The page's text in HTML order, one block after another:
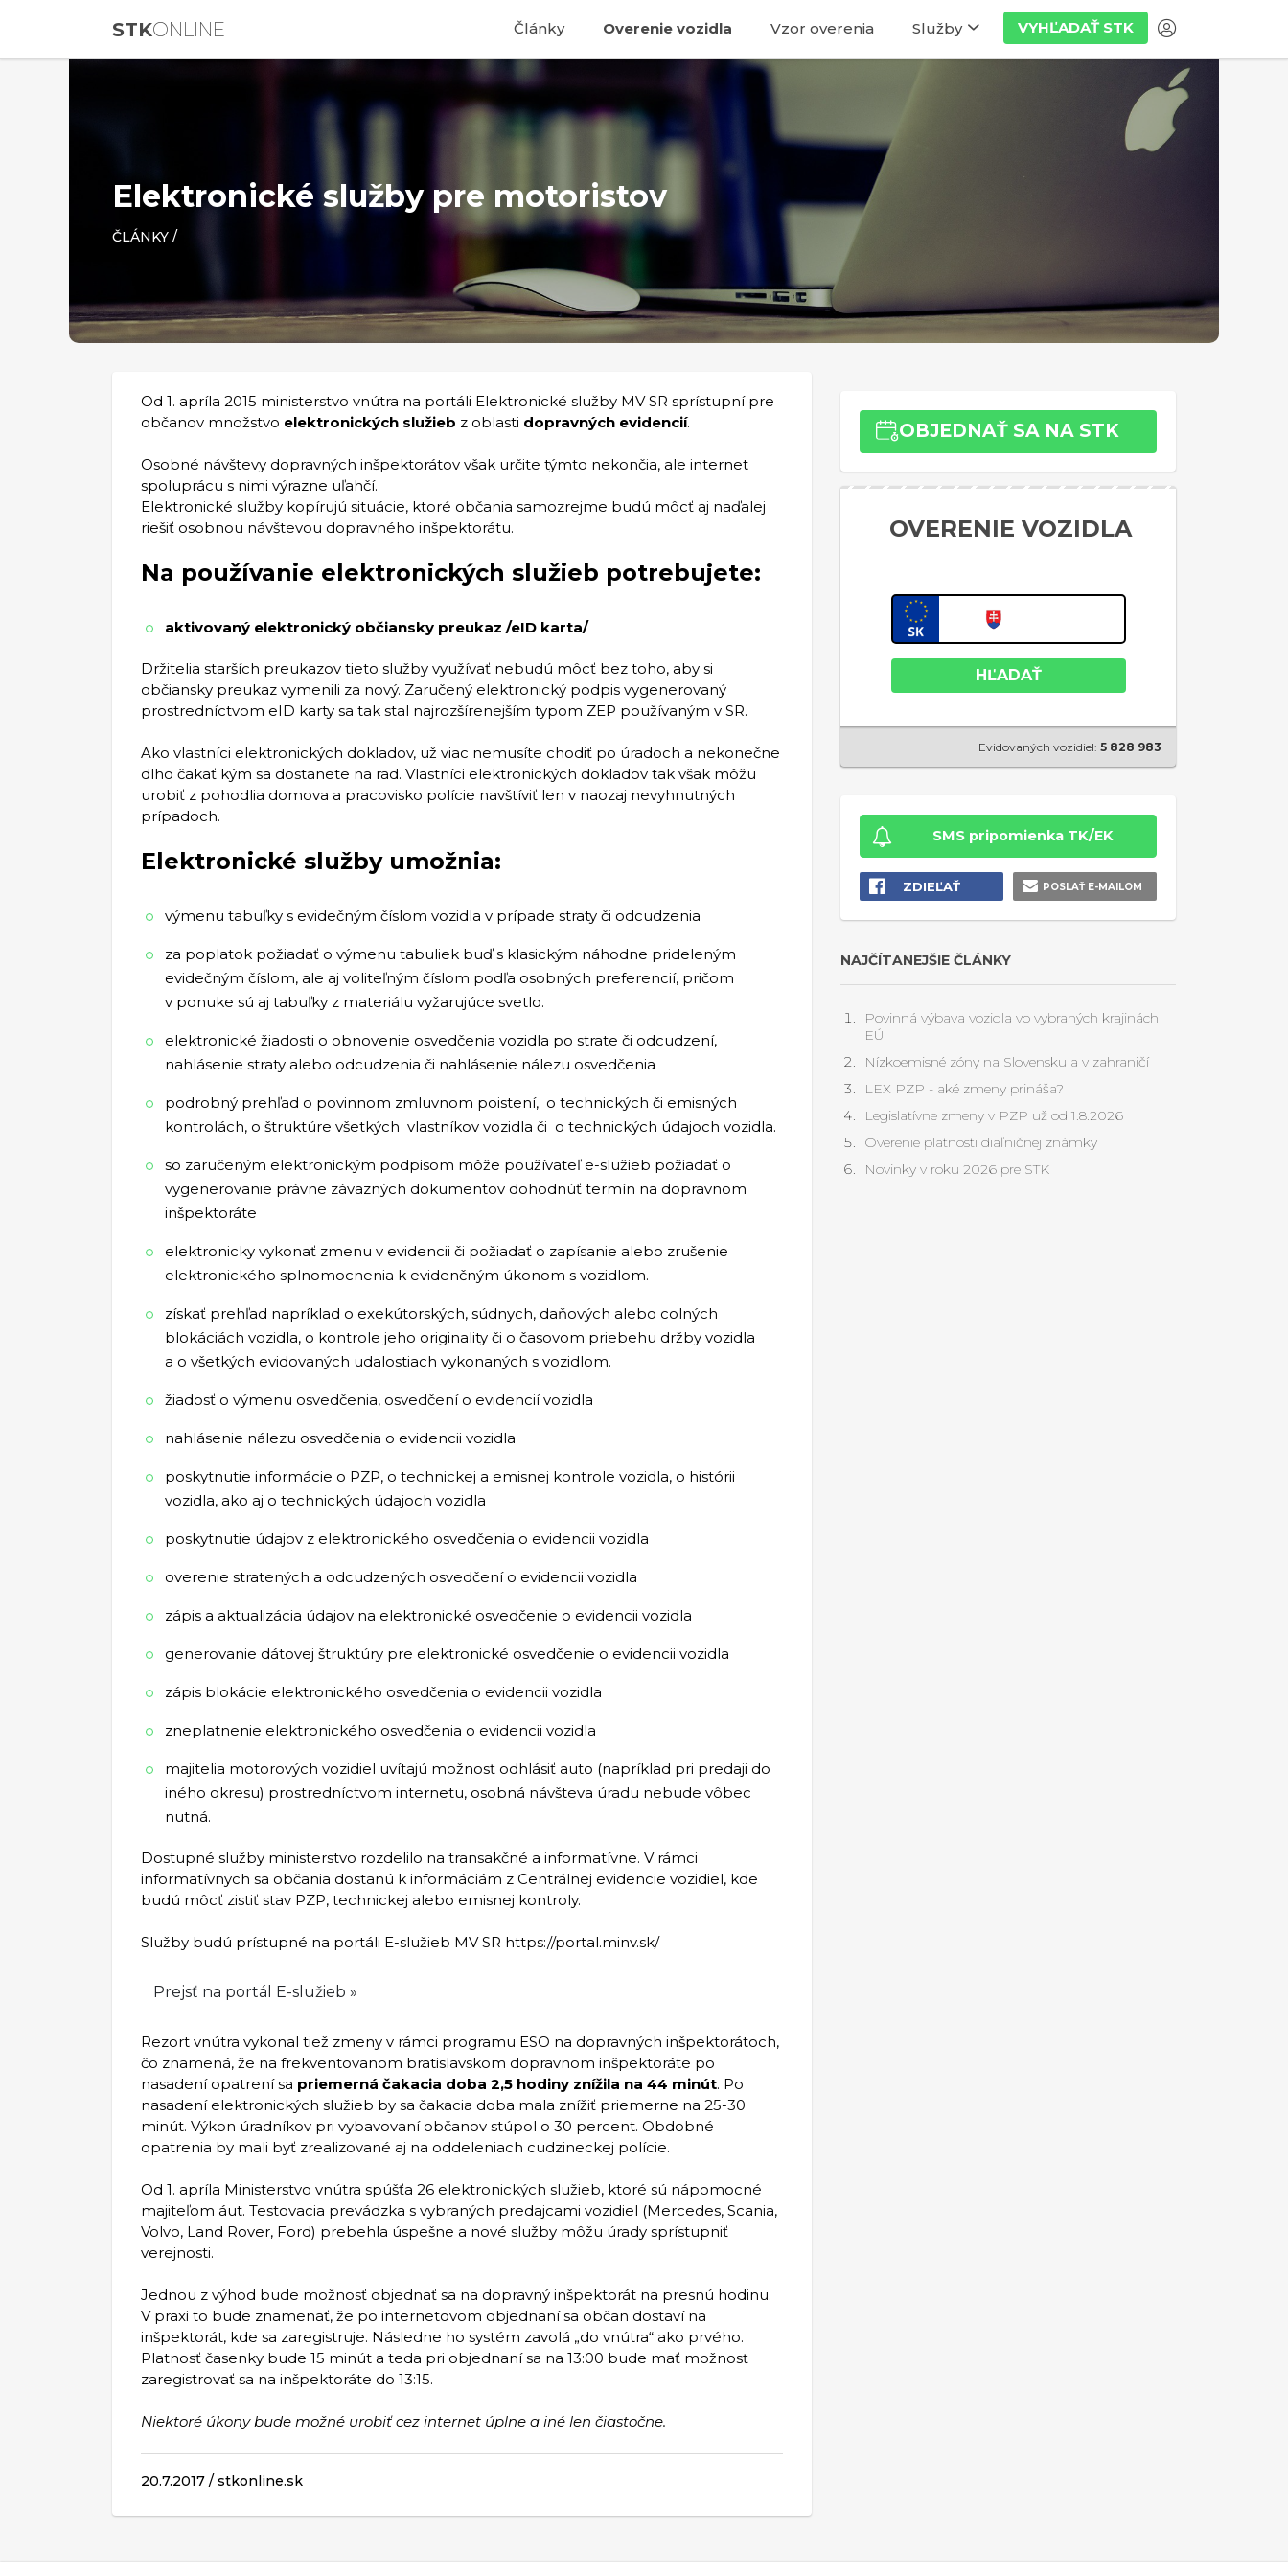
STKONLINE Články Overenie vozidla Vzor overenia Služby VYHĽADAŤ STK
Elektronické služby pre motoristov
ČLÁNKY /
Od 1. apríla 2015 ministerstvo vnútra na portáli Elektronické služby MV SR sprístupní pre
občanov množstvo elektronických služieb z oblasti dopravných evidencií.
Osobné návštevy dopravných inšpektorátov však určite týmto nekončia, ale internet
spoluprácu s nimi výrazne uľahčí.
Elektronické služby kopírujú situácie, ktoré občania samozrejme budú môcť aj naďalej
riešiť osobnou návštevou dopravného inšpektorátu.
Na používanie elektronických služieb potrebujete:
aktivovaný elektronický občiansky preukaz /eID karta/
Držitelia starších preukazov tieto služby využívať nebudú môcť bez toho, aby si
občiansky preukaz vymenili za nový. Zaručený elektronický podpis vygenerovaný
prostredníctvom eID karty sa tak stal najrozšírenejším typom ZEP používaným v SR.
Ako vlastníci elektronických dokladov, už viac nemusíte chodiť po úradoch a nekonečne
dlho čakať kým sa dostanete na rad. Vlastníci elektronických dokladov tak však môžu
urobiť z pohodlia domova a pracovisko polície navštíviť len v naozaj nevyhnutných
prípadoch.
Elektronické služby umožnia:
výmenu tabuľky s evidečným číslom vozidla v prípade straty či odcudzenia
za poplatok požiadať o výmenu tabuliek buď s klasickým náhodne prideleným
evidečným číslom, ale aj voliteľným číslom podľa osobných preferencií, pričom
v ponuke sú aj tabuľky z materiálu vyžarujúce svetlo.
elektronické žiadosti o obnovenie osvedčenia vozidla po strate či odcudzení,
nahlásenie straty alebo odcudzenia či nahlásenie nálezu osvedčenia
podrobný prehľad o povinnom zmluvnom poistení, o technických či emisných
kontrolách, o štruktúre všetkých vlastníkov vozidla či o technických údajoch vozidla.
so zaručeným elektronickým podpisom môže používateľ e-služieb požiadať o
vygenerovanie právne záväzných dokumentov dohodnúť termín na dopravnom
inšpektoráte
elektronicky vykonať zmenu v evidencii či požiadať o zapísanie alebo zrušenie
elektronického splnomocnenia k evidenčným úkonom s vozidlom.
získať prehľad napríklad o exekútorských, súdnych, daňových alebo colných
blokáciách vozidla, o kontrole jeho originality či o časovom priebehu držby vozidla
a o všetkých evidovaných udalostiach vykonaných s vozidlom.
žiadosť o výmenu osvedčenia, osvedčení o evidencií vozidla
nahlásenie nálezu osvedčenia o evidencii vozidla
poskytnutie informácie o PZP, o technickej a emisnej kontrole vozidla, o histórii
vozidla, ako aj o technických údajoch vozidla
poskytnutie údajov z elektronického osvedčenia o evidencii vozidla
overenie stratených a odcudzených osvedčení o evidencii vozidla
zápis a aktualizácia údajov na elektronické osvedčenie o evidencii vozidla
generovanie dátovej štruktúry pre elektronické osvedčenie o evidencii vozidla
zápis blokácie elektronického osvedčenia o evidencii vozidla
zneplatnenie elektronického osvedčenia o evidencii vozidla
majitelia motorových vozidiel uvítajú možnosť odhlásiť auto (napríklad pri predaji do
iného okresu) prostredníctvom internetu, osobná návšteva úradu nebude vôbec
nutná.
Dostupné služby ministerstvo rozdelilo na transakčné a informatívne. V rámci
informatívnych sa občania dostanú k informáciám z Centrálnej evidencie vozidiel, kde
budú môcť zistiť stav PZP, technickej alebo emisnej kontroly.
Služby budú prístupné na portáli E-služieb MV SR https://portal.minv.sk/
Prejsť na portál E-služieb »
Rezort vnútra vykonal tiež zmeny v rámci programu ESO na dopravných inšpektorátoch,
čo znamená, že na frekventovanom bratislavskom dopravnom inšpektoráte po
nasadení opatrení sa priemerná čakacia doba 2,5 hodiny znížila na 44 minút. Po
nasadení elektronických služieb by sa čakacia doba mala znížiť priemerne na 25-30
minút. Výkon úradníkov pri vybavovaní občanov stúpol o 30 percent. Obdobné
opatrenia by mali byť zrealizované aj na oddeleniach cudzineckej polície.
Od 1. apríla Ministerstvo vnútra spúšťa 26 elektronických služieb, ktoré sú nápomocné
majiteľom áut. Testovacia prevádzka s vybraných predajcami vozidiel (Mercedes, Scania,
Volvo, Land Rover, Ford) prebehla úspešne a nové služby môžu úrady sprístupniť
verejnosti.
Jednou z výhod bude možnosť objednať sa na dopravný inšpektorát na presnú hodinu.
V praxi to bude znamenať, že po internetovom objednaní sa občan dostaví na
inšpektorát, kde sa zaregistruje. Následne ho systém zavolá „do vnútra“ ako prvého.
Platnosť časenky bude 15 minút a teda pri objednaní sa na 13:00 bude mať možnosť
zaregistrovať sa na inšpektoráte do 13:15.
Niektoré úkony bude možné urobiť cez internet úplne a iné len čiastočne.
20.7.2017 / stkonline.sk
OBJEDNAŤ SA NA STK
OVERENIE VOZIDLA
HĽADAŤ
Evidovaných vozidiel: 5 828 983
SMS pripomienka TK/EK
ZDIEĽAŤ POSLAŤ E-MAILOM
NAJČÍTANEJŠIE ČLÁNKY
Povinná výbava vozidla vo vybraných krajinách
EÚ
Nízkoemisné zóny na Slovensku a v zahraničí
LEX PZP - aké zmeny prináša?
Legislatívne zmeny v PZP už od 1.8.2026
Overenie platnosti diaľničnej známky
Novinky v roku 2026 pre STK